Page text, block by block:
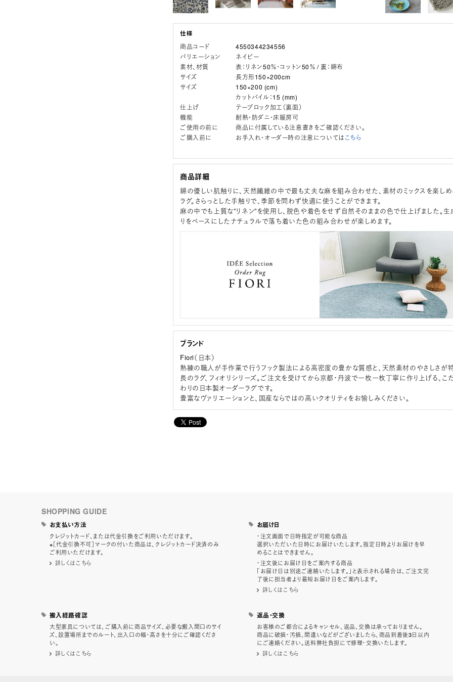
商品コード
4550344234556
バリエーション
ネイビー
素材、材質
表：リネン50％・コットン50％ / 裏：綿布
サイズ
長方形150×200cm
サイズ
150×200 (cm)
カットパイル：15 (mm)
仕上げ
テープロック加工（裏面）
機能
耐熱・防ダニ・床暖房可
ご使用の前に
商品に付属している注意書きをご確認ください。
ご購入前に
お手入れ・オーダー時の注意についてはこちら
商品詳細
綿の優しい肌触りに、天然繊維の中で最も丈夫な麻を組み合わせた、素材のミックスを楽し
ラグ。さらっとした手触りで、季節を問わず快適に使うことができます。
麻の中でも上質な”リネン”を使用し、脱色や着色をせず自然そのままの色で仕上げました。生
りをベースにしたナチュラルで落ち着いた色の組み合わせが楽しめます。
ブランド
Fiori（日本）
熟練の職人が手作業で行うフック製法による高密度の豊かな質感と、天然素材のやさしさが
長のラグ、フィオリシリーズ。ご注文を受けてから京都・丹波で一枚一枚丁寧に作り上げる、こ
わりの日本製オーダーラグです。
豊富なヴァリエーションと、国産ならではの高いクオリティをお愉しみください。
SHOPPING GUIDE
お支払い方法
クレジットカード、または代金引換をご利用いただけます。
※［代金引換不可］マークの付いた商品は、クレジットカード決済のみ
ご利用いただけます。
詳しくはこちら
お届け日
・注文画面で日時指定が可能な商品
選択いただいた日時にお届けいたします。指定日時よりお届けを早
めることはできません。
・注文後にお届け日をご案内する商品
「お届け日は別途ご連絡いたします。」と表示される場合は、ご注文完
了後に担当者より最短お届け日をご案内します。
詳しくはこちら
搬入経路確認
大型家具については、ご購入前に商品サイズ、必要な搬入間口のサイ
ズ、設置場所までのルート、出入口の幅・高さを十分にご確認くださ
い。
詳しくはこちら
返品・交換
お客様のご都合によるキャンセル、返品、交換は承っておりません。
商品に破損・汚損、間違いなどがございましたら、商品到着後3日以内
にご連絡ください。送料弊社負担にて修理・交換いたします。
詳しくはこちら